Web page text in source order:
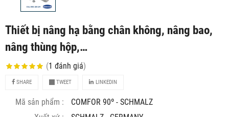
Thiết bị nâng hạ bằng chân không, nâng bao,
nâng thùng hộp,…
(1 đánh giá)
SHARE TWEET LINKEDIN
Mã sản phẩm :
COMFOR 90º - SCHMALZ